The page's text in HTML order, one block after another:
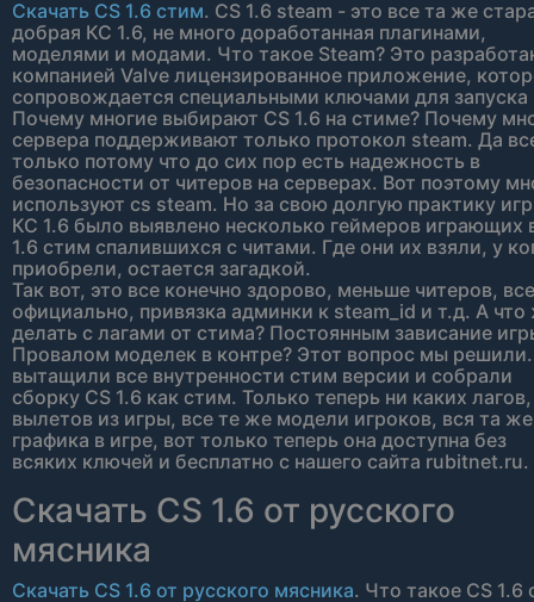
Скачать CS 1.6 стим. CS 1.6 steam - это все та же
добрая КС 1.6, не много доработанная плагинами,
моделями и модами. Что такое Steam? Это
компанией Valve лицензированное приложение,
сопровождается специальными ключами для запуска
Почему многие выбирают CS 1.6 на стиме? Почему
сервера поддерживают только протокол steam. Да
только потому что до сих пор есть надежность в
безопасности от читеров на серверах. Вот поэтому
используют cs steam. Но за свою долгую практику
КС 1.6 было выявлено несколько геймеров играющих
1.6 стим спалившихся с читами. Где они их взяли, у
приобрели, остается загадкой.
Так вот, это все конечно здорово, меньше читеров, все
официально, привязка админки к steam_id и т.д. А что
делать с лагами от стима? Постоянным зависание
Провалом моделек в контре? Этот вопрос мы
вытащили все внутренности стим версии и собрали
сборку CS 1.6 как стим. Только теперь ни каких лагов,
вылетов из игры, все те же модели игроков, вся та же
графика в игре, вот только теперь она доступна без
всяких ключей и бесплатно с нашего сайта rubitnet.ru.
Скачать CS 1.6 от русского
мясника
Скачать CS 1.6 от русского мясника. Что такое CS 1.6